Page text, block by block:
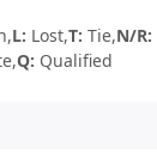
L: Lost,T: Tie,N/R:
Q: Qualified